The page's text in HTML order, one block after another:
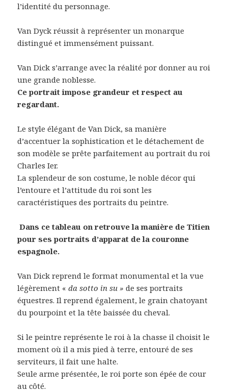
l’identité du personnage.
Van Dyck réussit à représenter un monarque
distingué et immensément puissant.
Van Dick s’arrange avec la réalité por donner au roi
une grande noblesse.
Ce portrait impose grandeur et respect au
regardant.
Le style élégant de Van Dick, sa manière
d’accentuer la sophistication et le détachement de
son modèle se prête parfaitement au portrait du roi
Charles Ier.
La splendeur de son costume, le noble décor qui
l’entoure et l’attitude du roi sont les
caractéristiques des portraits du peintre.
Dans ce tableau on retrouve la manière de Titien
pour ses portraits d’apparat de la couronne
espagnole.
Van Dick reprend le format monumental et la vue
légèrement «da sotto in su »de ses portraits
équestres. Il reprend également, le grain chatoyant
du pourpoint et la tête baissée du cheval.
Si le peintre représente le roi à la chasse il choisit le
moment où il a mis pied à terre, entouré de ses
serviteurs, il fait une halte.
Seule arme présentée, le roi porte son épée de cour
au côté.